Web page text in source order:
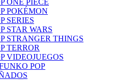
ONE PIECE
POKÉMON
SERIES
STAR WARS
STRANGER THINGS
TERROR
VIDEOJUEGOS
POP